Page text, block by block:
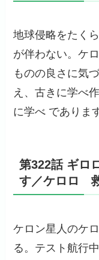
地球侵略をたく
が伴わない。ケ
ものの良さに気
え、古きに学べ
に学べ でありま
第322話 ギ
す／ケロロ
ケロン星人のケ
る。テスト航行